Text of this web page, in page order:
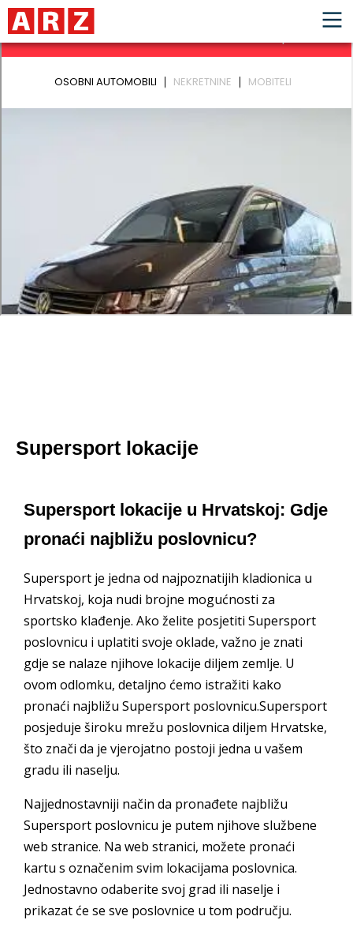
Supersport lokacije
Supersport lokacije u Hrvatskoj: Gdje
pronaći najbližu poslovnicu?
Supersport je jedna od najpoznatijih kladionica u
Hrvatskoj, koja nudi brojne mogućnosti za
sportsko klađenje. Ako želite posjetiti Supersport
poslovnicu i uplatiti svoje oklade, važno je znati
gdje se nalaze njihove lokacije diljem zemlje. U
ovom odlomku, detaljno ćemo istražiti kako
pronaći najbližu Supersport poslovnicu.Supersport
posjeduje široku mrežu poslovnica diljem Hrvatske,
što znači da je vjerojatno postoji jedna u vašem
gradu ili naselju.
Najjednostavniji način da pronađete najbližu
Supersport poslovnicu je putem njihove službene
web stranice. Na web stranici, možete pronaći
kartu s označenim svim lokacijama poslovnica.
Jednostavno odaberite svoj grad ili naselje i
prikazat će se sve poslovnice u tom području.